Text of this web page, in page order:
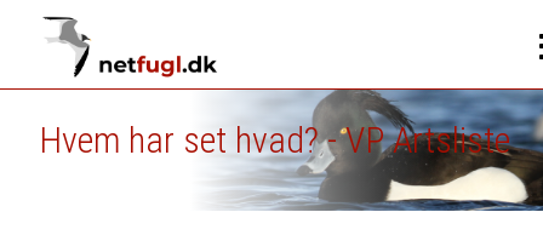
Hvem har set hvad? - VP Artsliste